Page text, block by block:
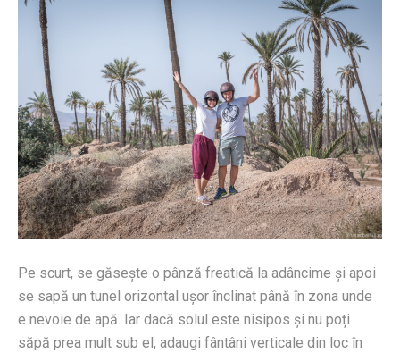
Pe scurt, se găsește o pânză freatică la adâncime și apoi
se sapă un tunel orizontal ușor înclinat până în zona unde
e nevoie de apă. Iar dacă solul este nisipos și nu poți
săpă prea mult sub el, adaugi fântâni verticale din loc în